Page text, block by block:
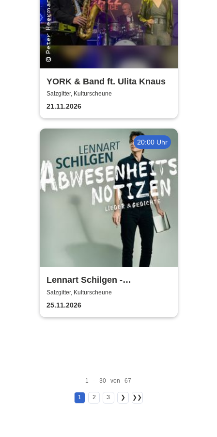
YORK & Band ft. Ulita Knaus
Salzgitter, Kulturscheune
21.11.2026
20:00 Uhr
Lennart Schilgen -
Abwesenheitsnotizen
Salzgitter, Kulturscheune
25.11.2026
1 - 30 von 67
1 2 3 ❯ ❯❯